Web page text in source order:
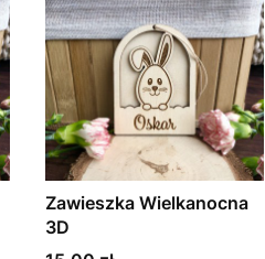
Zawieszka Wielkanocna
3D